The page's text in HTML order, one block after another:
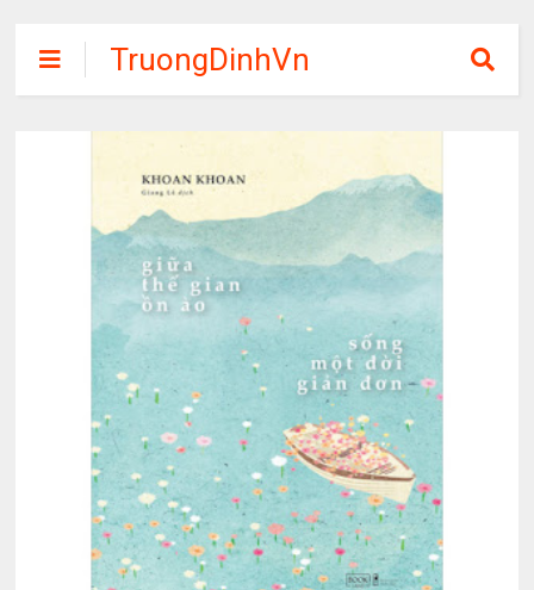
TruongDinhVn
Chia sẽ ebook,
các khóa học,
phần mềm học
tập miễn phí